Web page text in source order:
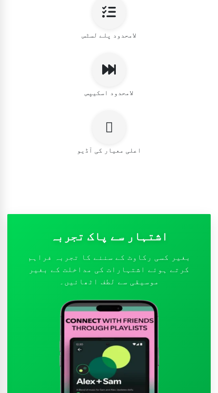
لامحدود پلے لسٹس
لامحدود اسکیپس
اعلی معیار کی آڈیو
اشتہار سے پاک تجربہ
بغیر کسی رکاوٹ کے سننے کا تجربہ فراہم
کرتے ہوئے اشتہارات کی مداخلت کے بغیر
موسیقی سے لطف اٹھائیں۔